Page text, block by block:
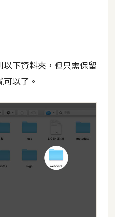
下資料夾，但只需保留
以了。